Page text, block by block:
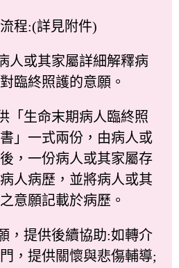
程:(詳見附件)
人或其家屬詳細解釋病
臨終照護的意願。
「生命末期病人臨終照
」一式兩份，由病人或
，一份病人或其家屬存
人病歷，並將病人或其
意願記載於病歷。
，提供後續協助:如轉介
，提供關懷與悲傷輔導;